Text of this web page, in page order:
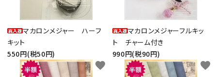
マカロンメジャー ハーフ
キット
550円(税50円)
マカロンメジャーフルキッ
ト チャーム付き
990円(税90円)
favorite favorite